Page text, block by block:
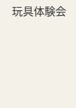
玩具体験会